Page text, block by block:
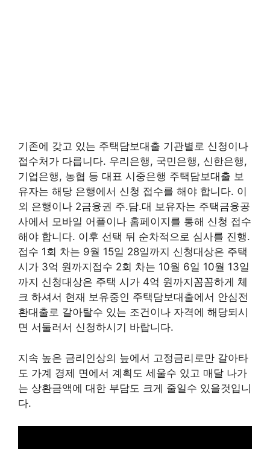
기존에 갖고 있는 주택담보대출 기관별로 신청이나
접수처가 다릅니다. 우리은행, 국민은행, 신한은행,
기업은행, 농협 등 대표 시중은행 주택담보대출 보
유자는 해당 은행에서 신청 접수를 해야 합니다. 이
외 은행이나 2금융권 주.담.대 보유자는 주택금융공
사에서 모바일 어플이나 홈페이지를 통해 신청 접수
해야 합니다. 이후 선택 뒤 순차적으로 심사를 진행.
접수 1회 차는 9월 15일 28일까지 신청대상은 주택
시가 3억 원까지접수 2회 차는 10월 6일 10월 13일
까지 신청대상은 주택 시가 4억 원까지꼼꼼하게 체
크 하셔서 현재 보유중인 주택담보대출에서 안심전
환대출로 갈아탈수 있는 조건이나 자격에 해당되시
면 서둘러서 신청하시기 바랍니다.
지속 높은 금리인상의 늪에서 고정금리로만 갈아타
도 가계 경제 면에서 계획도 세울수 있고 매달 나가
는 상환금액에 대한 부담도 크게 줄일수 있을것입니
다.